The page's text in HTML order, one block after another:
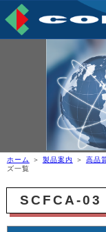
ホーム ＞ 製品案内 ＞ 高品
ズ一覧
SCFCA-03